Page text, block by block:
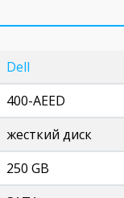
Dell
400-AEED
жесткий диск
250 GB